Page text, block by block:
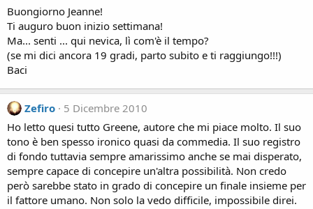
Buongiorno Jeanne!
Ti auguro buon inizio settimana!
Ma... senti ... qui nevica, lì com'è il tempo?
(se mi dici ancora 19 gradi, parto subito e ti raggiungo!!!)
Baci
Zefiro
5 Dicembre 2010
Ho letto quesi tutto Greene, autore che mi piace molto. Il suo
tono è ben spesso ironico quasi da commedia. Il suo registro
di fondo tuttavia sempre amarissimo anche se mai disperato,
sempre capace di concepire un'altra possibilità. Non credo
però sarebbe stato in grado di concepire un finale insieme per
il fattore umano. Non solo la vedo difficile, impossibile direi.